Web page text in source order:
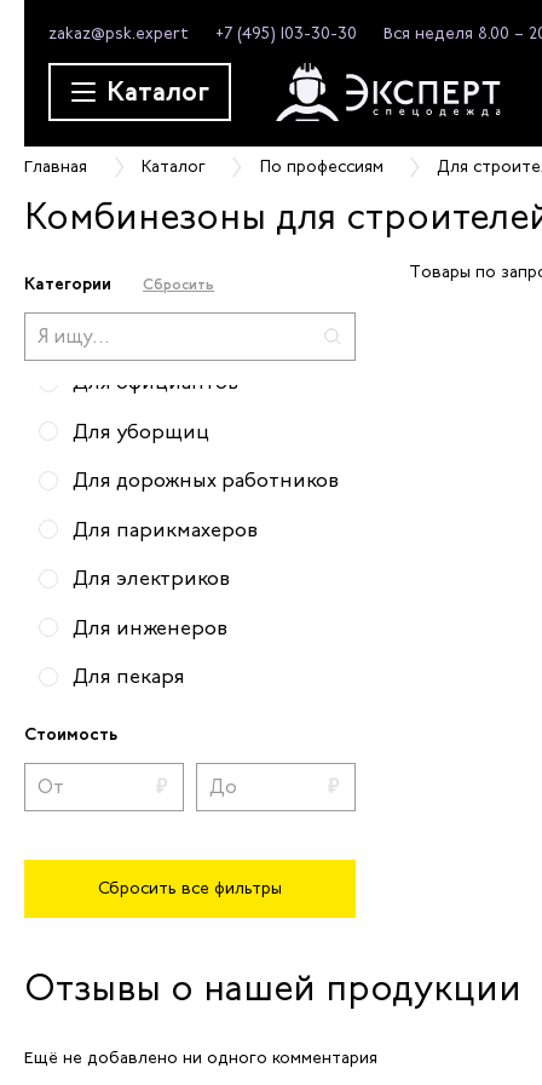
zakaz@psk.expert +7 (495) 103-30-30 Вся неделя 8.00 –
Каталог
Главная Каталог По профессиям Для
Комбинезоны для
Категории Сбросить
Для врачей
Для медсестер
Для горничных
Для монтажников
Для строителей
Для грузчиков
Для официантов
Для уборщиц
Для дорожных работников
Для парикмахеров
Для электриков
Для инженеров
Для пекаря
Для ИТР и руководителей
Для поваров
Для продавцов
Для машинистов
Стоимость
Сбросить все фильтры
Товары по
Отзывы о нашей продукции
Ещё не добавлено ни одного комментария